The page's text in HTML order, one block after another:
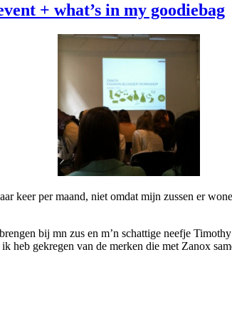
+ what’s in my goodiebag
keer per maand, niet omdat mijn zussen er
bij mn zus en m’n schattige neefje
heb gekregen van de merken die met Zanox